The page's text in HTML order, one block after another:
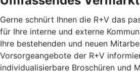
Gerne schnürt Ihnen die R+V das
für Ihre interne und externe
Ihre bestehenden und neuen
Vorsorgeangebote der R+V
individualisierbare Broschüren und